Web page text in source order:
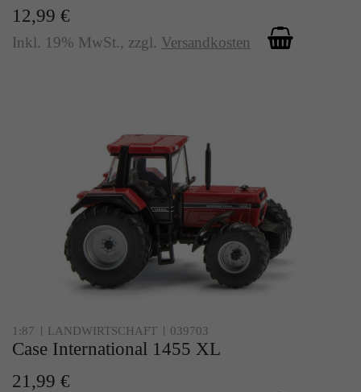
12,99 €
Inkl. 19% MwSt., zzgl. Versandkosten
1:87 LANDWIRTSCHAFT 039703
Case International 1455 XL
21,99 €